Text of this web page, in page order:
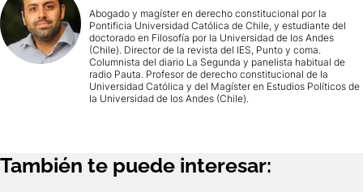
Abogado y magíster en derecho constitucional por la
Pontificia Universidad Católica de Chile, y estudiante del
doctorado en Filosofía por la Universidad de los Andes
(Chile). Director de la revista del IES, Punto y coma.
Columnista del diario La Segunda y panelista habitual de
radio Pauta. Profesor de derecho constitucional de la
Universidad Católica y del Magíster en Estudios Políticos de
la Universidad de los Andes (Chile).
También te puede interesar: